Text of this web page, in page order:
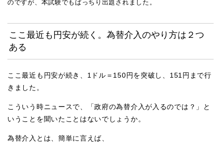
のですが、本試験でもばっちり出題されました。
ここ最近も円安が続く。為替介入のやり方は２つ
ある
ここ最近も円安が続き、1ドル＝150円を突破し、151円まで行
きました。
こういう時ニュースで、「政府の為替介入が入るのでは？」と
いうことを聞いたことはないでしょうか。
為替介入とは、簡単に言えば、